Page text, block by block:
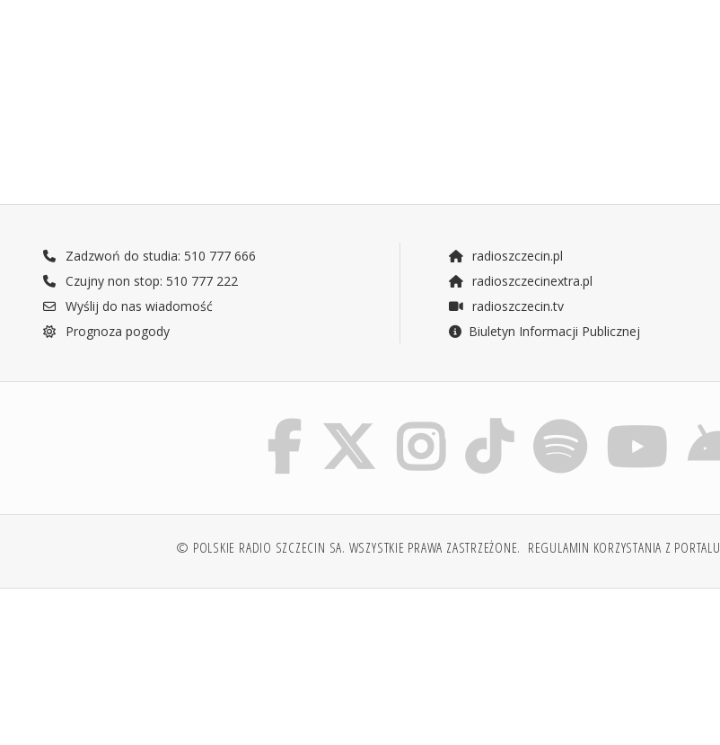
Zadzwoń do studia: 510 777 666
Czujny non stop: 510 777 222
Wyślij do nas wiadomość
Prognoza pogody
radioszczecin.pl
radioszczecinextra.pl
radioszczecin.tv
Biuletyn Informacji Publicznej
© POLSKIE RADIO SZCZECIN SA. WSZYSTKIE PRAWA ZASTRZEŻONE. REGULAMIN KORZYSTANIA Z PORTALU